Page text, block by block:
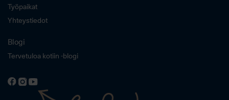
Työpaikat
Yhteystiedot
Blogi
Tervetuloa kotiin -blogi